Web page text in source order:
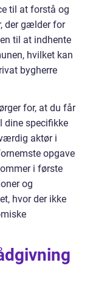
til at forstå og
der gælder for
til at indhente
hvilket kan
bygherre
for, at du får
dine specifikke
aktør i
opgave
i første
og
hvor der ikke